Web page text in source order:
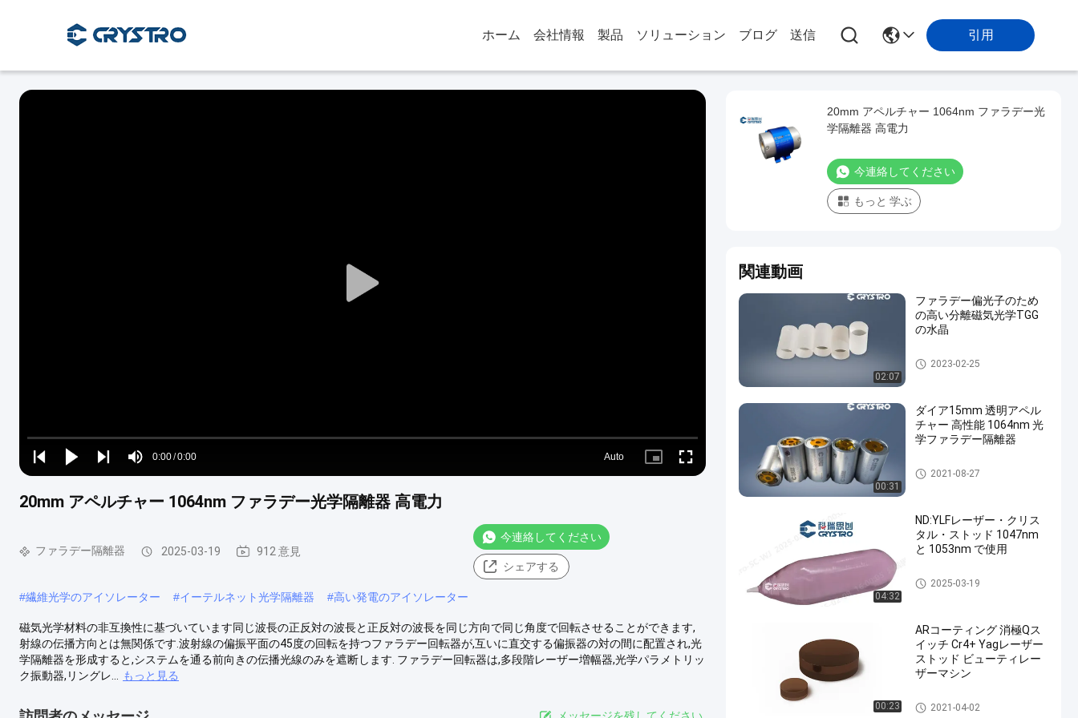
ホーム 会社情報 製品 ソリューション ブログ 送信 引用
Play
Play
Play
Play
Mute
Time
0:00/0:00
Loaded:
0%
Auto
Picture- Fullscreen
20mm アペルチャー 1064nm ファラデー光学隔離器 高電力
ファラデー隔離器 2025-03-19 912 意見
今連絡してください
シェアする
#繊維光学のアイソレーター #イーテルネット光学隔離器 #高い発電のアイソレーター
磁気光学材料の非互換性に基づいています同じ波長の正反対の波長と正反対の波長を同じ方向で同じ角度で回転させることができます,
射線の伝播方向とは無関係です.波射線の偏振平面の45度の回転を持つファラデー回転器が,互いに直交する偏振器の対の間に配置され,光
学隔離器を形成すると,システムを通る前向きの伝播光線のみを遮断します. ファラデー回転器は,多段階レーザー増幅器,光学パラメトリッ
ク振動器,リングレ...
もっと見る
メッセージを残してください.
20mm アペルチャー 1064nm ファラデー光
学隔離器 高電力
今連絡してください
もっと 学ぶ
関連動画
02:07
ファラデー偏光子のため
の高い分離磁気光学TGG
の水晶
磁気光学水晶
2023-02-25
00:31
ダイア15mm 透明アペル
チャー 高性能 1064nm 光
学ファラデー隔離器
ファラデー隔離器
2021-08-27
04:32
ND:YLFレーザー・クリス
タル・ストッド 1047nm
と 1053nm で使用
レーザー結晶
2025-03-19
00:23
ARコーティング 消極Qス
イッチ Cr4+ Yagレーザー
ストッド ビューティレー
ザーマシン
レーザー結晶
2021-04-02